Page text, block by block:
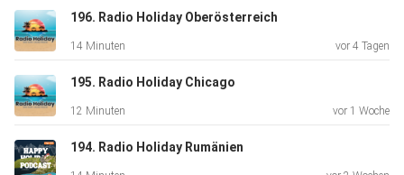
und
kleine Überraschungen, die man hier an jeder Ecke findet.
Also
lehnt euch zurück, macht’s euch gemütlich – und kommt
mit mir auf
auf den ersten Blick ahnt.
196. Radio Holiday Oberösterreich
14 Minuten vor 4 Tagen
195. Radio Holiday Chicago
12 Minuten vor 1 Woche
194. Radio Holiday Rumänien